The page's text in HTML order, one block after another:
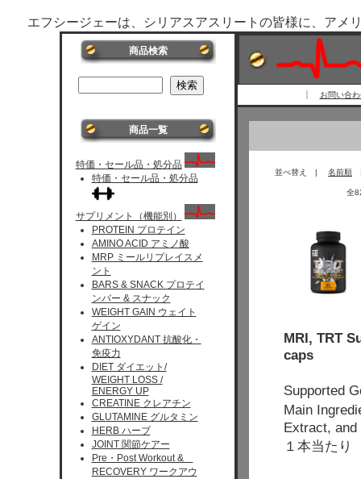
エフシージェーは、シリアスアスリートの皆様に、アメ
商品検索
商品一覧
特価・セール品・処分品
特価・セール品・処分品
サプリメント（機能別）
PROTEIN プロテイン
AMINO ACID アミノ酸
MRP ミールリプレイスメ
ント
BARS & SNACK プロテイ
ンバー & スナック
WEIGHT GAIN ウェイト
ゲイン
ANTIOXYDANT 抗酸化・
免疫力
DIET ダイエット/
WEIGHT LOSS /
ENERGY UP
CREATINE クレアチン
GLUTAMINE グルタミン
HERB ハーブ
JOINT 関節ケアー
Pre・Post Workout &
RECOVERY ワークアウ
お問い合
並べ替え | 名前順
全
MRI, TRT
caps
Supported
Main
Extract,
１本当た